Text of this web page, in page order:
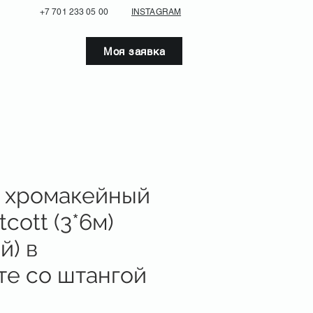
+7 701 233 05 00 INSTAGRAM
Моя заявка
(3*6м)
в
со штангой